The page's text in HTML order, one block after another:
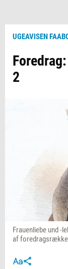
UGEAVISEN
2
Frauenliebe und -
af